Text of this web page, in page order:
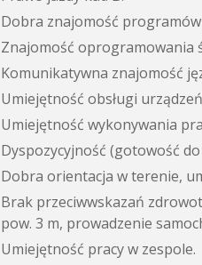
Dobra znajomość programów
Znajomość oprogramowania
Komunikatywna znajomość
Umiejętność obsługi
Umiejętność wykonywania
Dyspozycyjność (gotowość
Dobra orientacja w terenie,
Brak przeciwwskazań
pow. 3 m, prowadzenie
Umiejętność pracy w zespole.